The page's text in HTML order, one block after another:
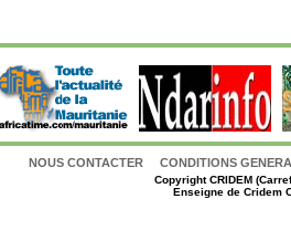
NOUS CONTACTER CONDITIONS
CopyrightCRIDEM
Enseigne de Cridem